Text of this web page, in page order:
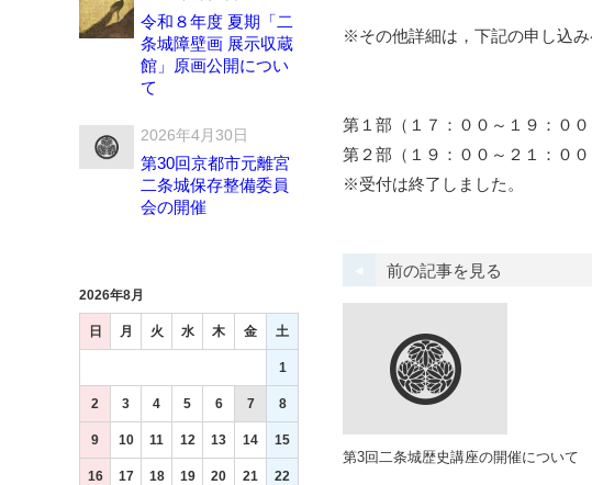
※その他詳細は，下記の申し込み
第１部（１７：００～１９：０
第２部（１９：００～２１：０
※受付は終了しました。
前の記事を見る
第3回二条城歴史講座の開催について
令和８年度 夏期「二
条城障壁画 展示収蔵
館」原画公開につい
て
2026年4月30日
第30回京都市元離宮
二条城保存整備委員
会の開催
2026年8月
日 月 火 水 木 金 土
1
2 3 4 5 6 7 8
9 10 11 12 13 14 15
16 17 18 19 20 21 22